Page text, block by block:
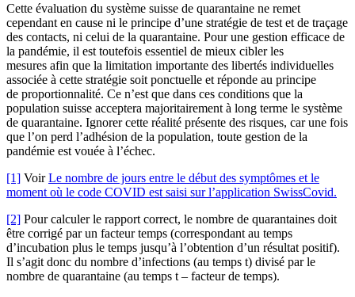
Cette évaluation du système suisse de quarantaine ne remet
cependant en cause ni le principe d’une stratégie de test et de traçage
des contacts, ni celui de la quarantaine. Pour une gestion efficace de
la pandémie, il est toutefois essentiel de mieux cibler les
mesures afin que la limitation importante des libertés individuelles
associée à cette stratégie soit ponctuelle et réponde au principe
de proportionnalité. Ce n’est que dans ces conditions que la
population suisse acceptera majoritairement à long terme le système
de quarantaine. Ignorer cette réalité présente des risques, car une fois
que l’on perd l’adhésion de la population, toute gestion de la
pandémie est vouée à l’échec.
[1] VoirLe nombre de jours entre le début des symptômes et le
moment où le code COVID est saisi sur l’application SwissCovid.
[2] Pour calculer le rapport correct, le nombre de quarantaines doit
être corrigé par un facteur temps (correspondant au temps
d’incubation plus le temps jusqu’à l’obtention d’un résultat positif).
Il s’agit donc du nombre d’infections (au temps t) divisé par le
nombre de quarantaine (au temps t – facteur de temps).